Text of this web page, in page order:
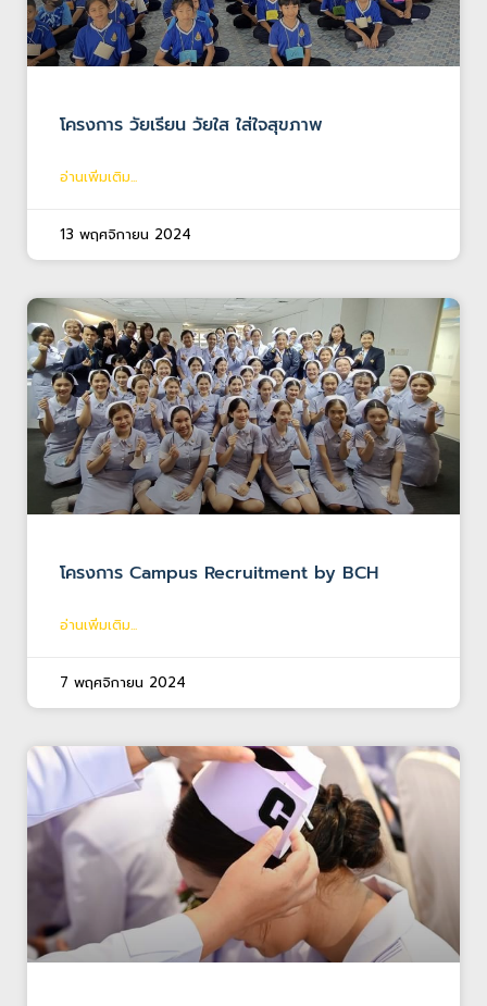
โครงการ วัยเรียน วัยใส ใส่ใจสุขภาพ
อ่านเพิ่มเติม...
13 พฤศจิกายน 2024
โครงการ Campus Recruitment by BCH
อ่านเพิ่มเติม...
7 พฤศจิกายน 2024